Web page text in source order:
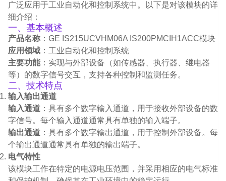
广泛应用于工业自动化和控制系统中。以下是对该模块的详
细介绍：
一、基本概述
产品名称 ：GE IS215UCVHM06A IS200PMCIH1ACC模块
应用领域 ：工业自动化和控制系统
主要功能：实现与外部设备（如传感器、执行器、继电器
等）的数字信号交互，支持各种控制和监测任务。
二、技术特点
输入输出通道
输入通道 ：具有多个数字输入通道，用于接收外部设备的数
字信号。每个输入通道通常具有单独的输入端子。
输出通道 ：具有多个数字输出通道，用于控制外部设备。每
个输出通道通常具有单独的输出端子。
电气特性
该模块工作在特定的电源电压范围，并采用相应的电气标准